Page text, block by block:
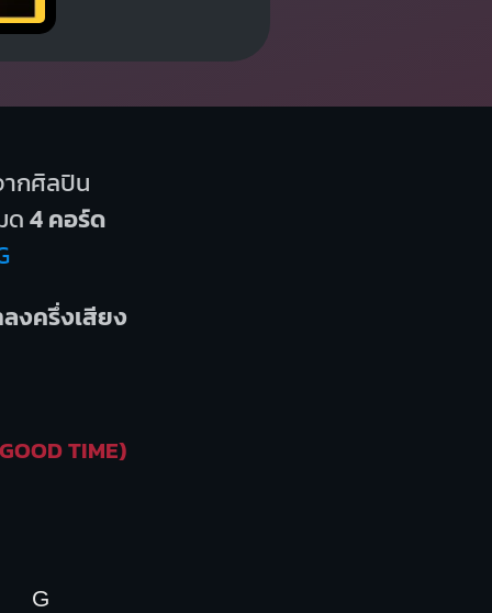
กศิลปิน
ด4 คอร์ด
งครึ่งเสียง
TIME)
G